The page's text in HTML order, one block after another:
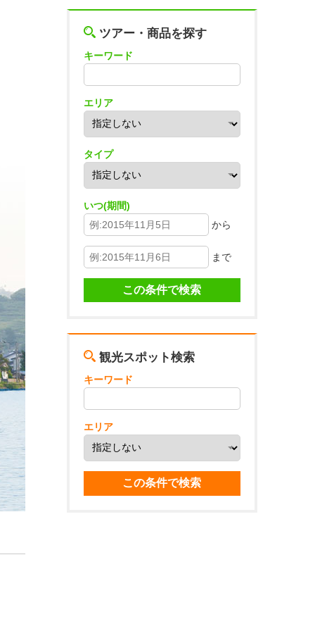
ツアー・商品を探す
キーワード
エリア
タイプ
いつ(期間)
から
まで
観光スポット検索
キーワード
エリア